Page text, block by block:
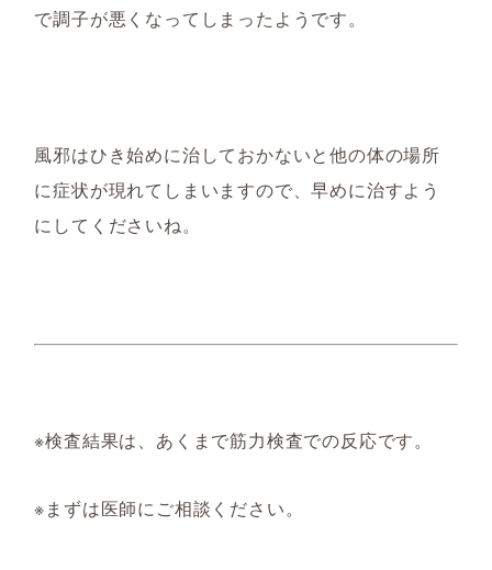
で調子が悪くなってしまったようです。
風邪はひき始めに治しておかないと他の体の場所
に症状が現れてしまいますので、早めに治すよう
にしてくださいね。
※検査結果は、あくまで筋力検査での反応です。
※まずは医師にご相談ください。